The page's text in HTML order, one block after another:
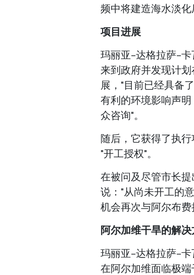
频中将建造海水淡化
项目进展
玛丽亚-达格拉萨-卡
来到政府并发现计
展，"目前已经具备
有利的环境影响声
众咨询"。
随后，它获得了执
"开工授权"。
在被问及尽管市长
说："从尚未开工的
机会再次与阿尔布费
阿尔加维干旱的解
玛丽亚-达格拉萨-
在阿尔加维面临极